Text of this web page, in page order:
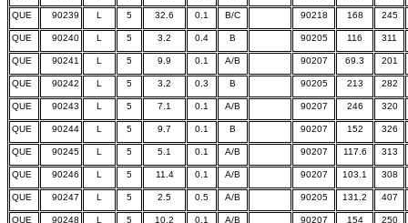
QUE 90239 L 5 32.6 0.1 B/C 90218 168 245
QUE 90240 L 5 3.2 0.4 B 90205 116 311
QUE 90241 L 5 9.9 0.1 A/B 90207 69.3 201
QUE 90242 L 5 3.2 0.3 B 90205 213 282
QUE 90243 L 5 7.1 0.1 A/B 90207 246 320
QUE 90244 L 5 9.7 0.1 B 90207 152 326
QUE 90245 L 5 5.1 0.1 A/B 90207 117.6 313
QUE 90246 L 5 11.4 0.1 A/B 90207 103.1 308
QUE 90247 L 5 2.5 0.5 A/B 90205 131.2 407
QUE 90248 L 5 10.2 0.1 A/B 90207 154 250